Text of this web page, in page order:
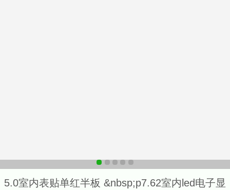
5.0室内表贴单红半板 &nbsp;p7.62室内led电子显